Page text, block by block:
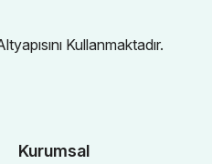
Kullanmaktadır.
Kurumsal